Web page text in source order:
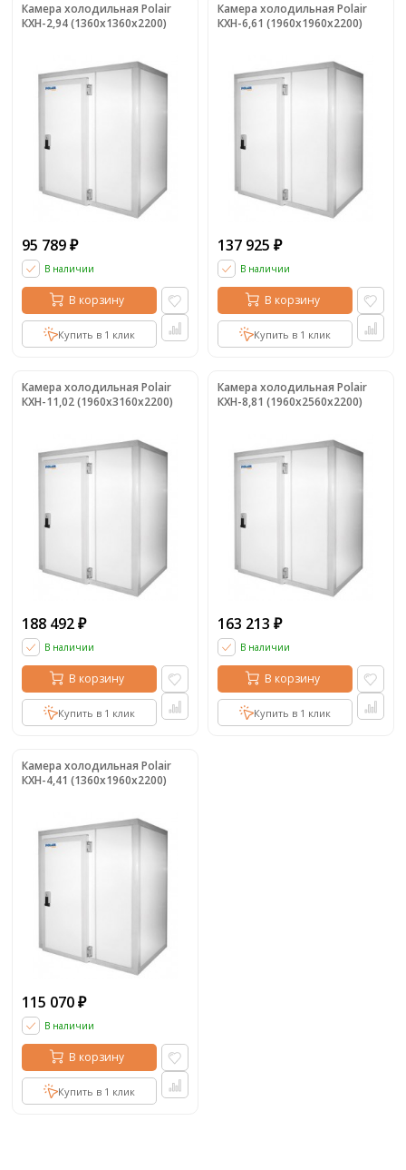
Камера холодильная Polair
КХН-2,94 (1360х1360х2200)
95 789 ₽
В наличии
В корзину
Купить в 1 клик
Камера холодильная Polair
КХН-6,61 (1960х1960х2200)
137 925 ₽
В наличии
В корзину
Купить в 1 клик
Камера холодильная Polair
КХН-11,02 (1960х3160х2200)
188 492 ₽
В наличии
В корзину
Купить в 1 клик
Камера холодильная Polair
КХН-8,81 (1960х2560х2200)
163 213 ₽
В наличии
В корзину
Купить в 1 клик
Камера холодильная Polair
КХН-4,41 (1360х1960х2200)
115 070 ₽
В наличии
В корзину
Купить в 1 клик